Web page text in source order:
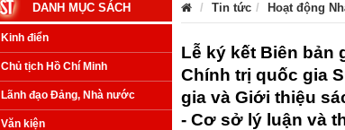
DANH MỤC SÁCH
Kinh điển
Chủ tịch Hồ Chí Minh
Lãnh đạo Đảng, Nhà nước
Văn kiện
Tin tức Hoạt động
Lễ ký kết Biên bản
Chính trị quốc gia
gia và Giới thiệu
- Cơ sở lý luận và